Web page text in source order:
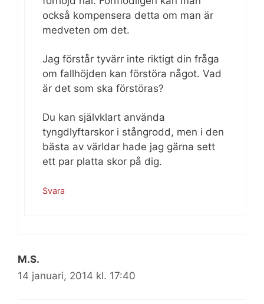
också kompensera detta om man är
medveten om det.
Jag förstår tyvärr inte riktigt din fråga
om fallhöjden kan förstöra något. Vad
är det som ska förstöras?
Du kan självklart använda
tyngdlyftarskor i stångrodd, men i den
bästa av världar hade jag gärna sett
ett par platta skor på dig.
Svara
M.S.
14 januari, 2014 kl. 17:40